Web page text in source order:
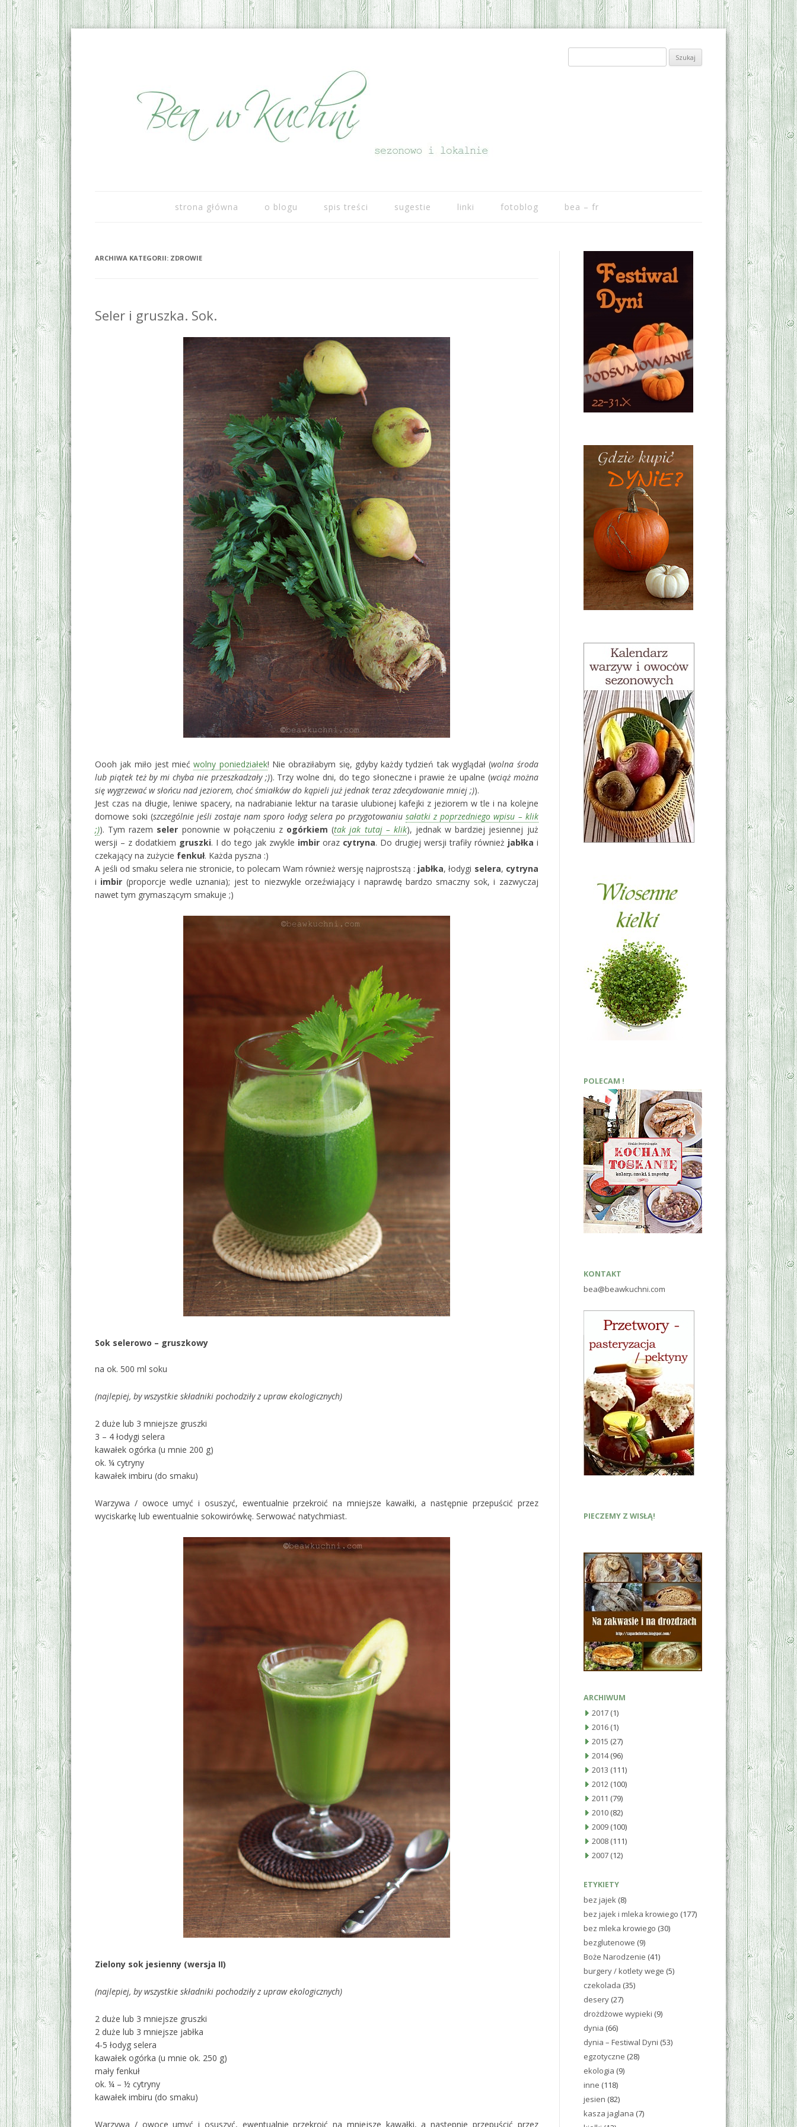
Szukaj:
strona główna
o blogu spis treści sugestie linki fotoblog bea – fr
ARCHIWA KATEGORII: ZDROWIE
Seler i gruszka. Sok.
Oooh jak miło jest miećwolny poniedziałek! Nie obraziłabym się, gdyby każdy tydzień tak wyglądał (wolna środa
lub piątek też by mi chyba nie przeszkadzały ;)). Trzy wolne dni, do tego słoneczne i prawie że upalne (wciąż można
się wygrzewać w słońcu nad jeziorem, choć śmiałków do kąpieli już jednak teraz zdecydowanie mniej ;)).
Jest czas na długie, leniwe spacery, na nadrabianie lektur na tarasie ulubionej kafejki z jeziorem w tle i na kolejne
domowe soki (szczególnie jeśli zostaje nam sporo łodyg selera po przygotowaniusałatki z poprzedniego wpisu – klik
;)). Tym razem seler ponownie w połączeniu z ogórkiem (tak jak tutaj – klik), jednak w bardziej jesiennej już
wersji – z dodatkiem gruszki. I do tego jak zwykle imbiroraz cytryna. Do drugiej wersji trafiły również jabłka i
czekający na zużycie fenkuł. Każda pyszna :)
A jeśli od smaku selera nie stronicie, to polecam Wam również wersję najprostszą : jabłka, łodygi selera, cytryna
i imbir (proporcje wedle uznania); jest to niezwykle orzeźwiający i naprawdę bardzo smaczny sok, i zazwyczaj
nawet tym grymaszącym smakuje ;)
Sok selerowo – gruszkowy
na ok. 500 ml soku
(najlepiej, by wszystkie składniki pochodziły z upraw ekologicznych)
2 duże lub 3 mniejsze gruszki
3 – 4 łodygi selera
kawałek ogórka (u mnie 200 g)
ok. ¼ cytryny
kawałek imbiru (do smaku)
Warzywa / owoce umyć i osuszyć, ewentualnie przekroić na mniejsze kawałki, a następnie przepuścić przez
wyciskarkę lub ewentualnie sokowirówkę. Serwować natychmiast.
Zielony sok jesienny (wersja II)
(najlepiej, by wszystkie składniki pochodziły z upraw ekologicznych)
2 duże lub 3 mniejsze gruszki
2 duże lub 3 mniejsze jabłka
4-5 łodyg selera
kawałek ogórka (u mnie ok. 250 g)
mały fenkuł
ok. ¼ – ½ cytryny
kawałek imbiru (do smaku)
Warzywa / owoce umyć i osuszyć, ewentualnie przekroić na mniejsze kawałki, a następnie przepuścić przez
POLECAM !
KONTAKT
bea@beawkuchni.com
PIECZEMY Z WISŁĄ!
ARCHIWUM
2017 (1)
2016 (1)
2015 (27)
2014(96)
2013 (111)
2012 (100)
2011 (79)
2010 (82)
2009 (100)
2008 (111)
2007 (12)
ETYKIETY
bez jajek (8)
bez jajek i mleka krowiego (177)
bez mleka krowiego (30)
bezglutenowe (9)
Boże Narodzenie (41)
burgery / kotlety wege (5)
czekolada (35)
desery (27)
drożdżowe wypieki (9)
dynia (66)
dynia – Festiwal Dyni (53)
egzotyczne (28)
ekologia (9)
inne (118)
jesien (82)
kasza jaglana (7)